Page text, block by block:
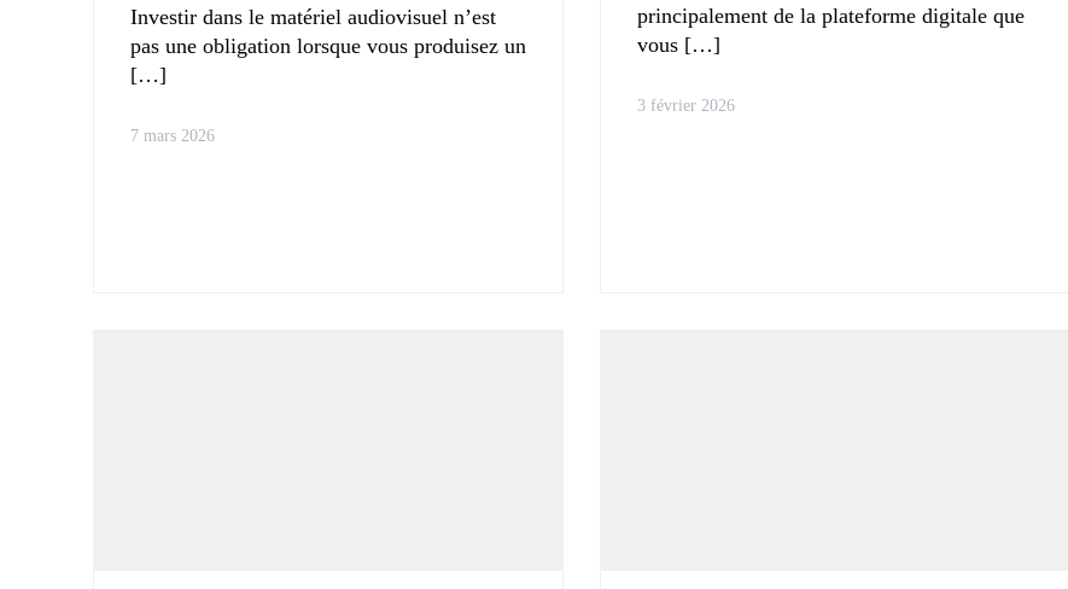
Investir dans le matériel audiovisuel n’est
pas une obligation lorsque vous produisez un
7 mars 2026
principalement de la plateforme digitale que
vous
3 février 2026